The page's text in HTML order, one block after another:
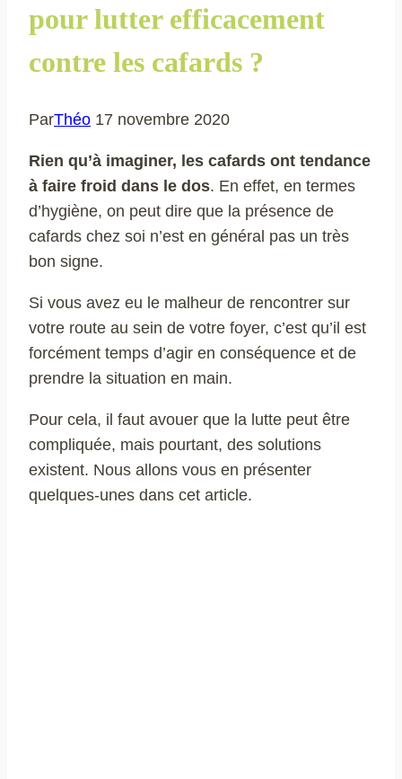
pour lutter efficacement
contre les cafards ?
ParThéo 17 novembre 2020
Rien qu’à imaginer, les cafards ont tendance
à faire froid dans le dos. En effet, en termes
d’hygiène, on peut dire que la présence de
cafards chez soi n’est en général pas un très
bon signe.
Si vous avez eu le malheur de rencontrer sur
votre route au sein de votre foyer, c’est qu’il est
forcément temps d’agir en conséquence et de
prendre la situation en main.
Pour cela, il faut avouer que la lutte peut être
compliquée, mais pourtant, des solutions
existent. Nous allons vous en présenter
quelques-unes dans cet article.